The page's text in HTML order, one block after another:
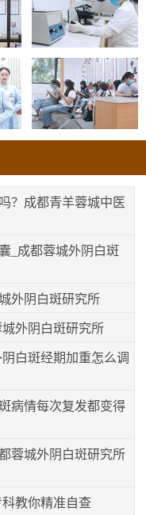
？成都青羊蓉城中医
_成都蓉城外阴白斑
外阴白斑研究所
外阴白斑研究所
白斑经期加重怎么调
病情每次复发都变得
蓉城外阴白斑研究所
教你精准自查